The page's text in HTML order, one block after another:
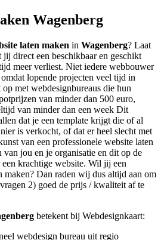
Wagenberg
laten maken in Wagenberg? Laat
jij direct een beschikbaar en geschikt
meer verliest. Niet iedere webbouwer
lopende projecten veel tijd in
met webdesignbureaus die hun
van minder dan 500 euro,
van minder dan een week Dit
dat je een template krijgt die of al
is verkocht, of dat er heel slecht met
van een professionele website laten
jou en je organisatie en dit op de
krachtige website. Wil jij een
maken? Dan raden wij dus altijd aan om
2) goed de prijs / kwaliteit af te
betekent bij Webdesignkaart:
webdesign bureau uit regio